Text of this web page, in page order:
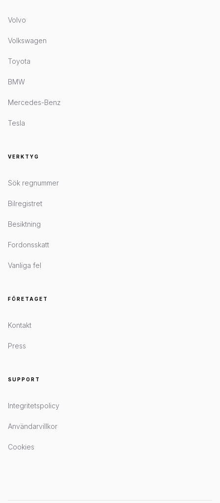
Volvo
Volkswagen
Toyota
BMW
Mercedes-Benz
Tesla
VERKTYG
Sök regnummer
Bilregistret
Besiktning
Fordonsskatt
Vanliga fel
FÖRETAGET
Kontakt
Press
SUPPORT
Integritetspolicy
Användarvillkor
Cookies